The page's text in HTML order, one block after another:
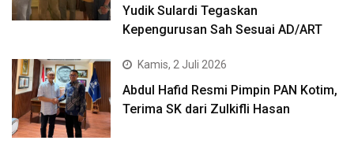
Yudik Sulardi Tegaskan
Kepengurusan Sah Sesuai AD/ART
Kamis, 2 Juli 2026
Abdul Hafid Resmi Pimpin PAN Kotim,
Terima SK dari Zulkifli Hasan